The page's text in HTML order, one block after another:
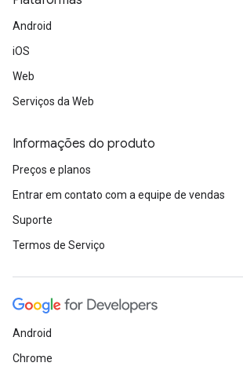
Android
iOS
Web
Serviços da Web
Informações do produto
Preços e planos
Entrar em contato com a equipe de vendas
Suporte
Termos de Serviço
Android
Chrome